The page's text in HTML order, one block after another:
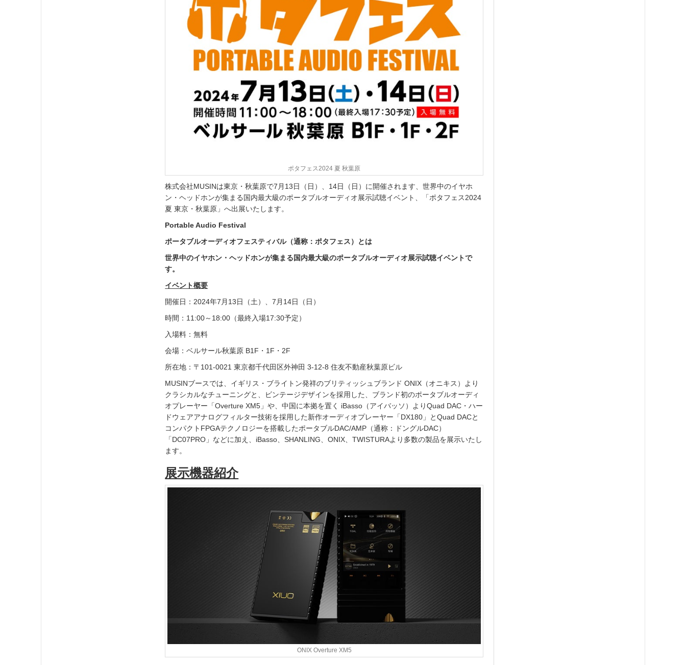
ポタフェス2024 夏 秋葉原
株式会社MUSINは東京・秋葉原で7月13日（日）、14日（日）に開催されます、世界中のイヤホ
ン・ヘッドホンが集まる国内最大級のポータブルオーディオ展示試聴イベント、「ポタフェス2024
夏 東京・秋葉原」へ出展いたします。
Portable Audio Festival
ポータブルオーディオフェスティバル（通称：ポタフェス）とは
世界中のイヤホン・ヘッドホンが集まる国内最大級のポータブルオーディオ展示試聴イベントで
す。
イベント概要
開催日：2024年7月13日（土）、7月14日（日）
時間：11:00～18:00（最終入場17:30予定）
入場料：無料
会場：ベルサール秋葉原 B1F・1F・2F
所在地：〒101-0021 東京都千代田区外神田 3-12-8 住友不動産秋葉原ビル
MUSINブースでは、イギリス・ブライトン発祥のブリティッシュブランド ONIX（オニキス）より
クラシカルなチューニングと、ビンテージデザインを採用した、ブランド初のポータブルオーディ
オプレーヤー「Overture XM5」や、中国に本拠を置く iBasso（アイバッソ）よりQuad DAC・ハー
ドウェアアナログフィルター技術を採用した新作オーディオプレーヤー「DX180」とQuad DACと
コンパクトFPGAテクノロジーを搭載したポータブルDAC/AMP（通称：ドングルDAC）
「DC07PRO」などに加え、iBasso、SHANLING、ONIX、TWISTURAより多数の製品を展示いたし
ます。
展示機器紹介
ONIX Overture XM5